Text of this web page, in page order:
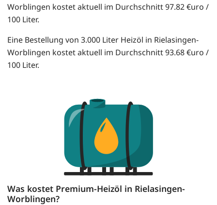
Worblingen kostet aktuell im Durchschnitt 97.82 €uro /
100 Liter.
Eine Bestellung von 3.000 Liter Heizöl in Rielasingen-
Worblingen kostet aktuell im Durchschnitt 93.68 €uro /
100 Liter.
Was kostet Premium-Heizöl in Rielasingen-
Worblingen?